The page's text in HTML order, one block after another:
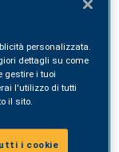
sul territorio
.Screening
mediche e
analisi
personalizzata.
dettagli su come
gestire i tuoi
l'utilizzo di tutti
il sito.
i cookie